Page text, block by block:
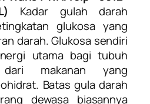
Kadar gulah darah
glukosa yang
darah. Glukosa sendiri
utama bagi tubuh
makanan yang
Batas gula darah
dewasa biasannya